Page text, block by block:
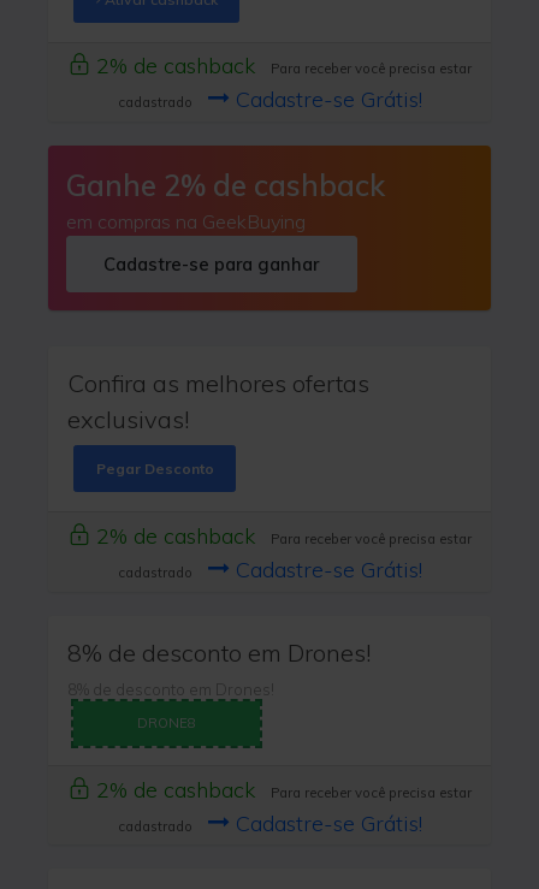
2% de cashback
Para receber você precisa estar
cadastrado
Cadastre-se Grátis!
Ganhe 2% de cashback
em compras na GeekBuying
Cadastre-se para ganhar
Confira as melhores ofertas
exclusivas!
Pegar Desconto
2% de cashback
Para receber você precisa estar
cadastrado
Cadastre-se Grátis!
8% de desconto em Drones!
8% de desconto em Drones!
DRONE8
2% de cashback
Para receber você precisa estar
cadastrado
Cadastre-se Grátis!